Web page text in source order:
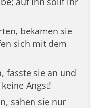
bekamen sie
sich mit dem
fasste sie an und
Angst!
sahen sie nur